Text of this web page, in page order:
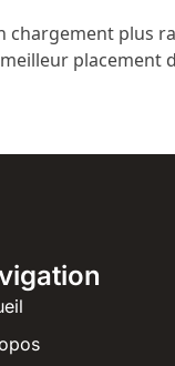
chargement plus
placement